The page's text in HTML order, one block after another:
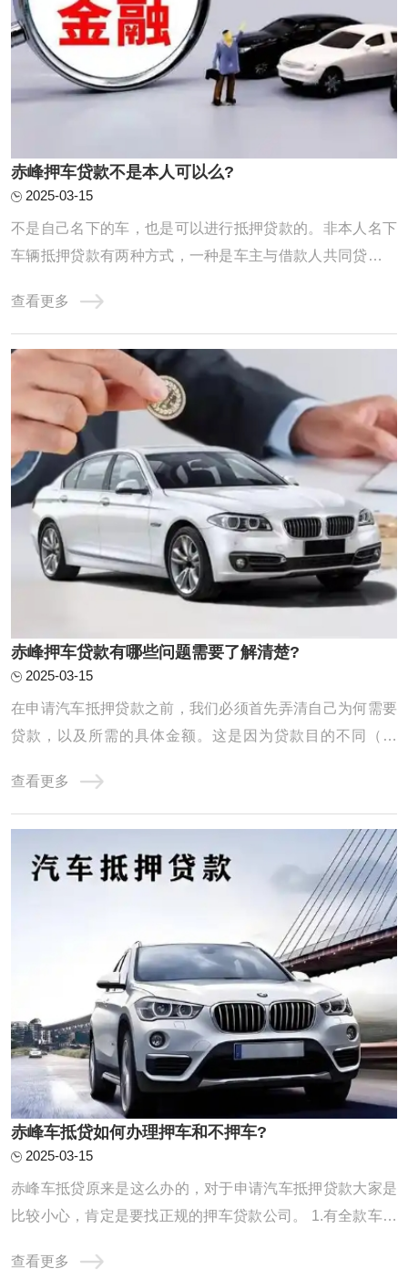
赤峰押车贷款不是本人可以么?
2025-03-15
不是自己名下的车，也是可以进行抵押贷款的。非本人名下
车辆抵押贷款有两种方式，一种是车主与借款人共同贷款，
资人作为借款人，车主无需到场办理相关手续。不过，由于
不清楚抵押车辆是否在征得车主的同意下进行，所以贷款机
构会通过提高利息的方式，弥补经营风险。正 ...
查看更多
赤峰押车贷款有哪些问题需要了解清楚?
2025-03-15
在申请汽车抵押贷款之前，我们必须首先弄清自己为何需要
贷款，以及所需的具体金额。这是因为贷款目的不同（例
能力。同时，对自身未来收入、日常开支以及潜在风险进行
全面评估也至关重要。唯有在充分了解自己的还款能力的基
查看更多
赤峰车抵贷如何办理押车和不押车?
2025-03-15
赤峰车抵贷原来是这么办的，对于申请汽车抵押贷款大家是
比较小心，肯定是要找正规的押车贷款公司。 1.有全款车或
度：【1-100万】 疑难办理：【1万每月138元】 赤峰车抵贷
查看更多